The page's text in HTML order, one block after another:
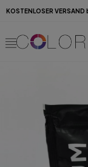
KOSTENLOSER